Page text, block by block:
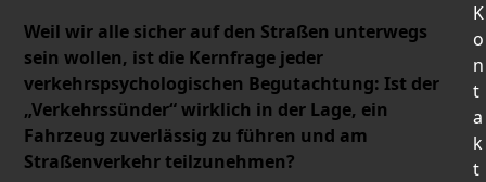
Weil wir alle sicher auf den Straßen unterwegs
sein wollen, ist die Kernfrage jeder
verkehrspsychologischen Begutachtung: Ist der
„Verkehrssünder“ wirklich in der Lage, ein
Fahrzeug zuverlässig zu führen und am
Straßenverkehr teilzunehmen?
K
o
n
t
a
k
t